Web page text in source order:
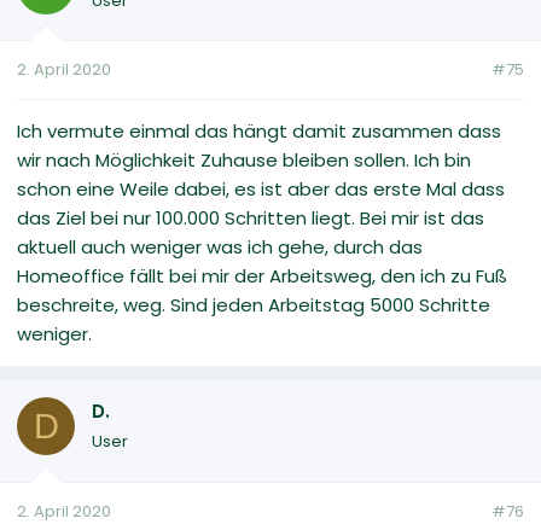
2. April 2020 #75
Ich vermute einmal das hängt damit zusammen dass
wir nach Möglichkeit Zuhause bleiben sollen. Ich bin
schon eine Weile dabei, es ist aber das erste Mal dass
das Ziel bei nur 100.000 Schritten liegt. Bei mir ist das
aktuell auch weniger was ich gehe, durch das
Homeoffice fällt bei mir der Arbeitsweg, den ich zu Fuß
beschreite, weg. Sind jeden Arbeitstag 5000 Schritte
weniger.
D D.
User
2. April 2020 #76